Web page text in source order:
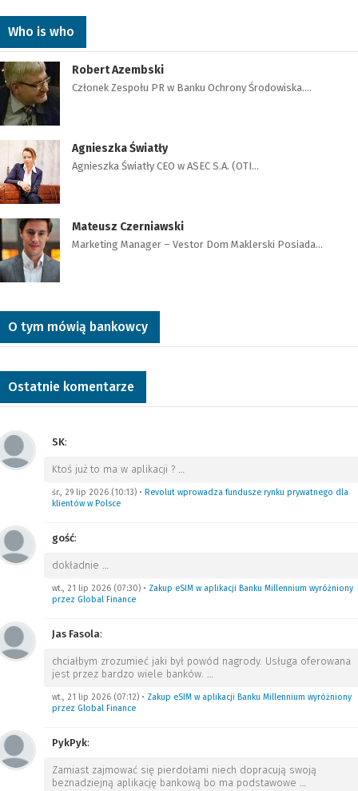
Who is who
Robert Azembski
Członek Zespołu PR w Banku Ochrony Środowiska.…
Agnieszka Światły
Agnieszka Światły CEO w ASEC S.A. (OTI…
Mateusz Czerniawski
Marketing Manager – Vestor Dom Maklerski Posiada…
O tym mówią bankowcy
Ostatnie komentarze
SK:
Ktoś już to ma w aplikacji ? …
śr., 29 lip 2026 (10:13) • Revolut wprowadza fundusze rynku prywatnego dla
klientów w Polsce
gość:
dokładnie …
wt., 21 lip 2026 (07:30) • Zakup eSIM w aplikacji Banku Millennium wyróżniony
przez Global Finance
Jas Fasola:
chciałbym zrozumieć jaki był powód nagrody. Usługa oferowana
jest przez bardzo wiele banków. …
wt., 21 lip 2026 (07:12) • Zakup eSIM w aplikacji Banku Millennium wyróżniony
przez Global Finance
PykPyk:
Zamiast zajmować się pierdołami niech dopracują swoją
beznadziejną aplikację bankową bo ma podstawowe …